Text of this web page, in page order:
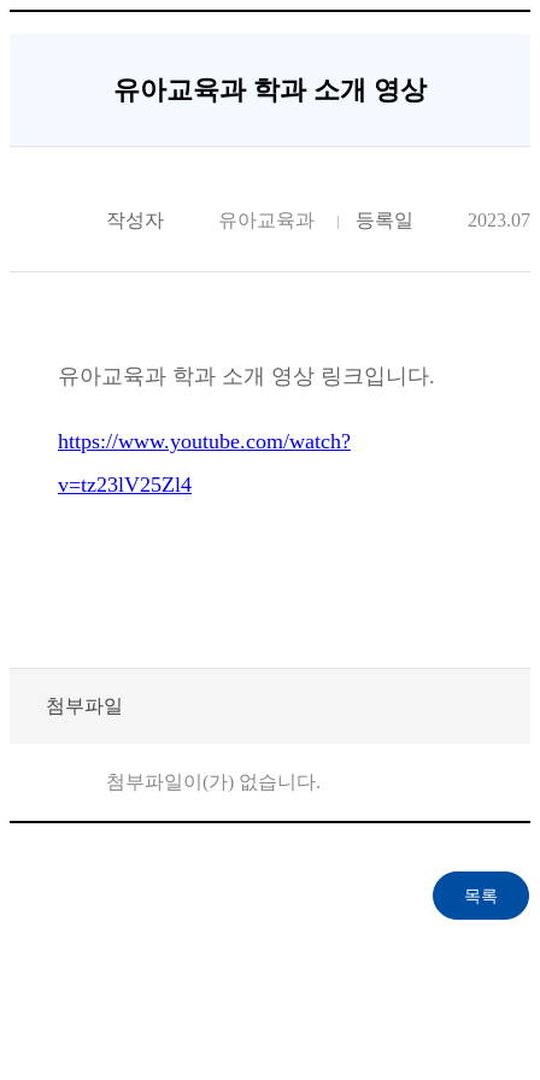
유아교육과 학과 소개 영상
작성자 유아교육과 등록일
유아교육과 학과 소개 영상 링크입니다.
https://www.youtube.com/watch?
v=tz23lV25Zl4
첨부파일
첨부파일이(가) 없습니다.